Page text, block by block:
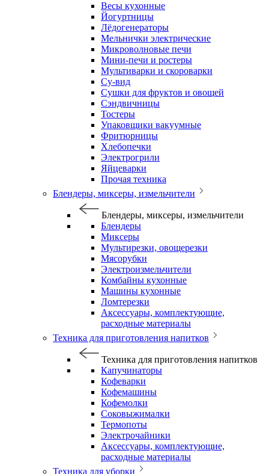
Весы кухонные
Йогуртницы
Лёдогенераторы
Мельнички электрические
Микроволновые печи
Мини-печи и ростеры
Мультиварки и скороварки
Су-вид
Сушки для фруктов и овощей
Сэндвичницы
Тостеры
Упаковщики вакуумные
Фритюрницы
Хлебопечки
Электрогрили
Яйцеварки
Прочая техника
Блендеры, миксеры, измельчители
Блендеры, миксеры, измельчители
Блендеры
Миксеры
Мультирезки, овощерезки
Мясорубки
Электроизмельчители
Комбайны кухонные
Машины кухонные
Ломтерезки
Аксессуары, комплектующие,
расходные материалы
Техника для приготовления напитков
Техника для приготовления напитков
Капучинаторы
Кофеварки
Кофемашины
Кофемолки
Соковыжималки
Термопоты
Электрочайники
Аксессуары, комплектующие,
расходные материалы
Техника для уборки